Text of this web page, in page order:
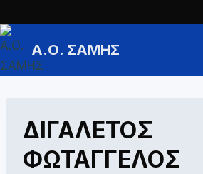
to
contentΑ.Ο. ΣΑΜΗΣ
ΔΙΓΑΛΕΤΟΣ
ΦΩΤΑΓΓΕΛΟΣ